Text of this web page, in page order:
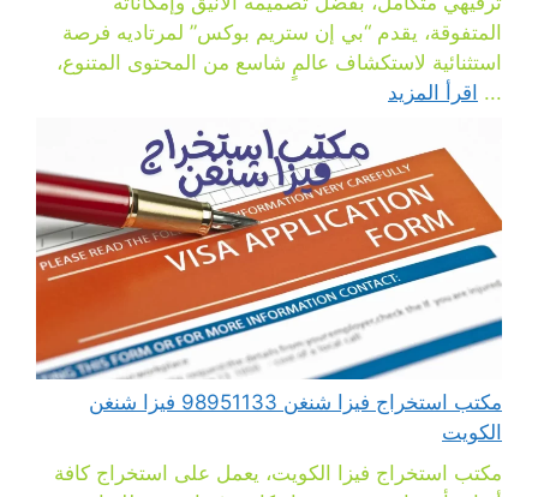
المتفوقة، يقدم “بي إن ستريم بوكس” لمرتاديه فرصة
استثنائية لاستكشاف عالمٍ شاسع من المحتوى المتنوع،
... اقرأ المزيد
مكتب استخراج فيزا شنغن 98951133 فيزا شنغن
الكويت
مكتب استخراج فيزا الكويت، يعمل على استخراج كافة